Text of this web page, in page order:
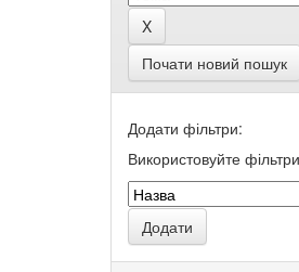
Почати новий пошук
Додати фільтри:
Використовуйте